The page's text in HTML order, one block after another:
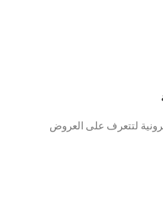
لتتعرف على العروض